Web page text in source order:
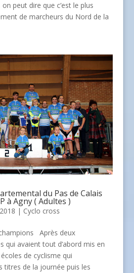
peut dire que c’est le plus
de marcheurs du Nord de la
du Pas de Calais
à Agny ( Adultes )
| Cyclo cross
Après deux
qui avaient tout d’abord mis en
de cyclisme qui
titres de la journée puis les